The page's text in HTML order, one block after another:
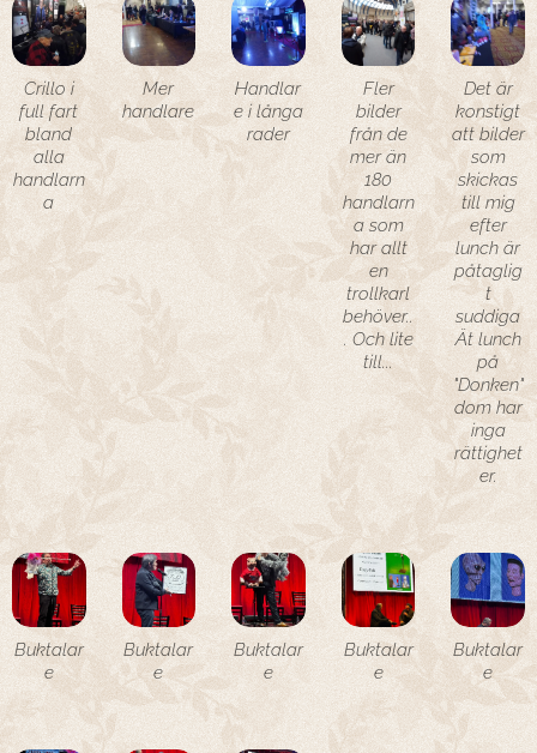
Crillo i
full fart
bland
alla
handlarn
a
Mer
handlare
Handlar
e i långa
rader
Fler
bilder
från de
mer än
180
handlarn
a som
har allt
en
trollkarl
behöver..
. Och lite
till...
Det är
konstigt
att bilder
som
skickas
till mig
efter
lunch är
påtaglig
t
suddiga
Ät lunch
på
"Donken"
dom har
inga
rättighet
er.
Buktalar
e
Buktalar
e
Buktalar
e
Buktalar
e
Buktalar
e